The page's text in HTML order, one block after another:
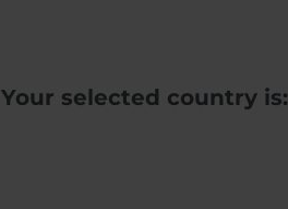
Your selected country is: